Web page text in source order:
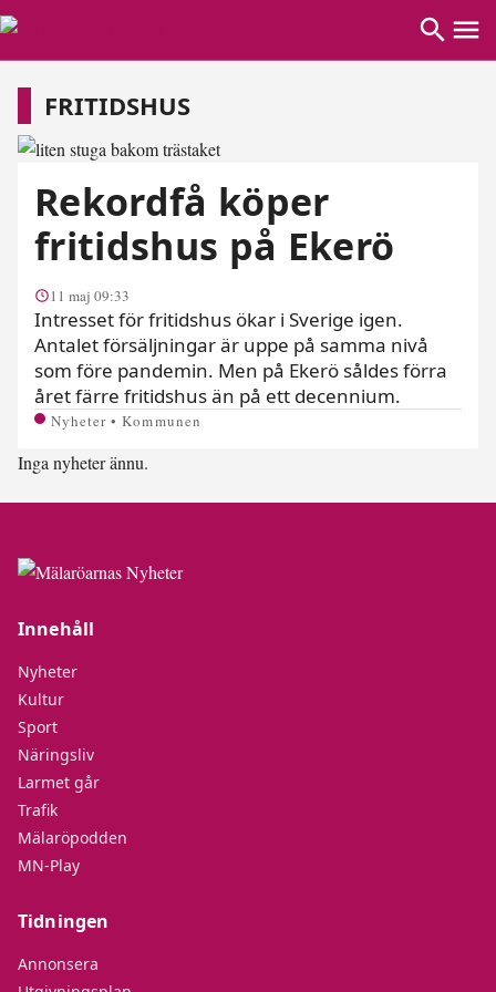
fritidshus
FRITIDSHUS
Rekordfå köper
fritidshus på Ekerö
11 maj 09:33
Intresset för fritidshus ökar i Sverige igen.
Antalet försäljningar är uppe på samma nivå
som före pandemin. Men på Ekerö såldes förra
året färre fritidshus än på ett decennium.
Nyheter • Kommunen
Inga nyheter ännu.
Innehåll
Nyheter
Kultur
Sport
Näringsliv
Larmet går
Trafik
Mälaröpodden
MN-Play
Tidningen
Annonsera